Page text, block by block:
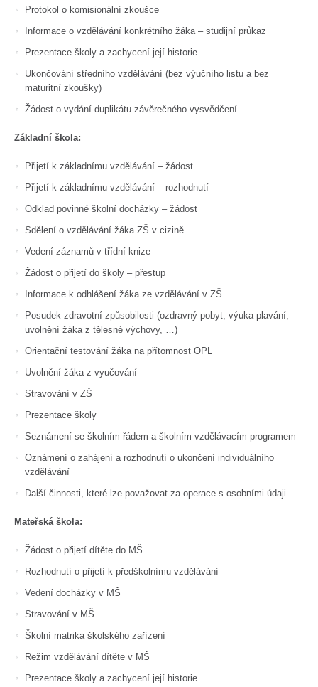
Protokol o komisionální zkoušce
Informace o vzdělávání konkrétního žáka – studijní průkaz
Prezentace školy a zachycení její historie
Ukončování středního vzdělávání (bez výučního listu a bez
maturitní zkoušky)
Žádost o vydání duplikátu závěrečného vysvědčení
Základní škola:
Přijetí k základnímu vzdělávání – žádost
Přijetí k základnímu vzdělávání – rozhodnutí
Odklad povinné školní docházky – žádost
Sdělení o vzdělávání žáka ZŠ v cizině
Vedení záznamů v třídní knize
Žádost o přijetí do školy – přestup
Informace k odhlášení žáka ze vzdělávání v ZŠ
Posudek zdravotní způsobilosti (ozdravný pobyt, výuka plavání,
uvolnění žáka z tělesné výchovy, …)
Orientační testování žáka na přítomnost OPL
Uvolnění žáka z vyučování
Stravování v ZŠ
Prezentace školy
Seznámení se školním řádem a školním vzdělávacím programem
Oznámení o zahájení a rozhodnutí o ukončení individuálního
vzdělávání
Další činnosti, které lze považovat za operace s osobními údaji
Mateřská škola:
Žádost o přijetí dítěte do MŠ
Rozhodnutí o přijetí k předškolnímu vzdělávání
Vedení docházky v MŠ
Stravování v MŠ
Školní matrika školského zařízení
Režim vzdělávání dítěte v MŠ
Prezentace školy a zachycení její historie